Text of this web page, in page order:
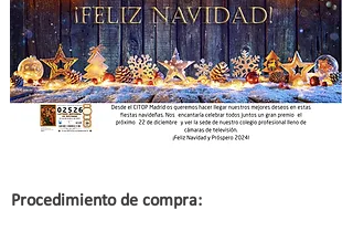
Procedimiento de compra: